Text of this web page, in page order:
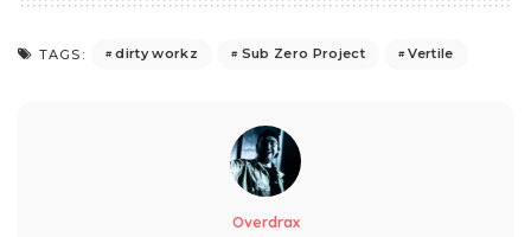
TAGS: dirty workz Sub Zero Project Vertile
Overdrax